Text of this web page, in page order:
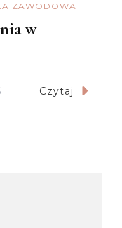
ZAWODOWA
w
Czytaj